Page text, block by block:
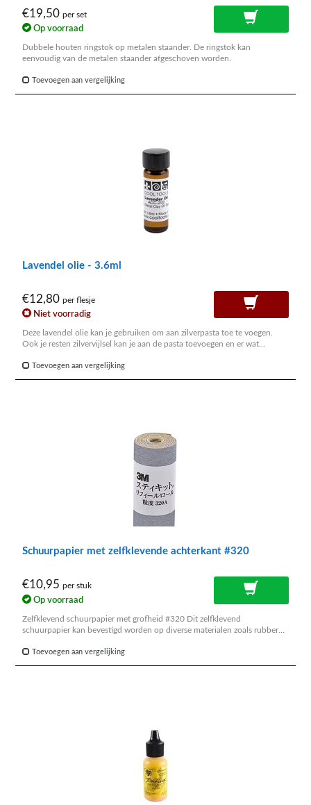
€19,50 per set
Op voorraad
Dubbele houten ringstok op metalen staander. De ringstok kan
eenvoudig van de metalen staander afgeschoven worden.
Toevoegen aan vergelijking
Lavendel olie - 3.6ml
€12,80 per flesje
Niet voorradig
Deze lavendel olie kan je gebruiken om aan zilverpasta toe te voegen.
Ook je resten zilvervijlsel kan je aan de pasta toevoegen en er wat
binding zal geven.
Toevoegen aan vergelijking
Schuurpapier met zelfklevende achterkant #320
€10,95 per stuk
Op voorraad
Zelfklevend schuurpapier met grofheid #320 Dit zelfklevend
schuurpapier kan bevestigd worden op diverse materialen zoals rubber
Toevoegen aan vergelijking